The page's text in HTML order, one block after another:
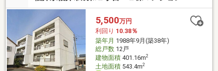
5,500万円
利回り 10.38％
築年月 1988年9月(築38年)
総戸数12戸
建物面積401.16m2
土地面積543.4m2